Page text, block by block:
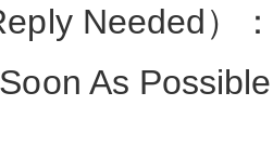
Needed）
Soon As